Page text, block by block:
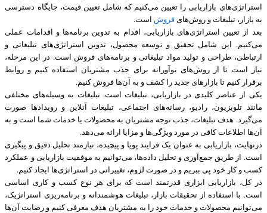
استراتژی‌های بازاریابی را تعیین می‌کنیم که شامل تعیین قیمت، جایگاه دسترسی
به بازار، تبلیغات و روش‌هایفروش است.
بعد از تعیین استراتژی‌های بازاریابی، اقدام به تدوین برنامه‌ها و اقدامات عملی
می‌کنیم. این شامل تحقیق و توسعه محصول، تدوین استراتژی‌های تبلیغاتی و
ارتباطی، طراحی و تولید مواد تبلیغاتی و برنامه‌های فروش است. در این مرحله،
نیاز است تا از روش‌های نوآورانه برای جذب مشتریان استفاده کنیم و روابط
برقرار کنیم تا بازارهای جدید را کشف و به آن‌ها فروش کنیم.
یکی از عناصر کلیدی در بازاریابی، تبلیغات است. تبلیغات به وسیله‌های مختلفی
مانند تلویزیون، رادیو، رسانه‌های اجتماعی، تبلیغات آنلاین و رویدادها صورت
می‌گیرد. هدف تبلیغات، جذب توجه مشتریان به محصولات یا خدمات شما است و به
آن‌ها اطلاعات کافی در مورد ویژگی‌ها و مزایا ارائه می‌دهد.
درنهایت، بازاریابی به عنوان یک فرایند پویا و پیچیده، نیازمند تحلیل دقیق و پیگیری
است. از طریق جمع‌آوری و تحلیل داده‌ها، می‌توانیم به موفقیت بازاریابی و عملکرد
کسب و کار خود پی ببریم و در صورت لزوم، تغییراتی در استراتژی‌ها ایجاد کنیم.
در کل، بازاریابی ابزاری قدرتمند است که برای هر نوع کسب و کاری اساسی
است. با استفاده از تحقیقات بازار، تبلیغات هوشمندانه و برنامه‌ریزی استراتژیک،
می‌توانیم محصولات و خدمات خود را به مشتریان هدف معرفی کنیم و رضایت آن‌ها